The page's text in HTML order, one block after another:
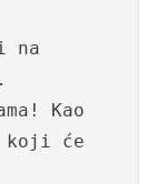
na
Kao
će